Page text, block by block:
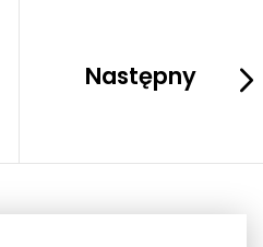
Następny